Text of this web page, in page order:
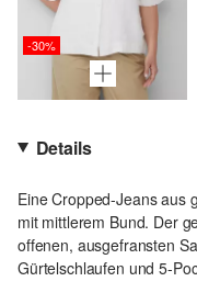
-30%
Details
Eine Cropped-Jeans aus
mit mittlerem Bund. Der
offenen, ausgefransten
Gürtelschlaufen und 5-